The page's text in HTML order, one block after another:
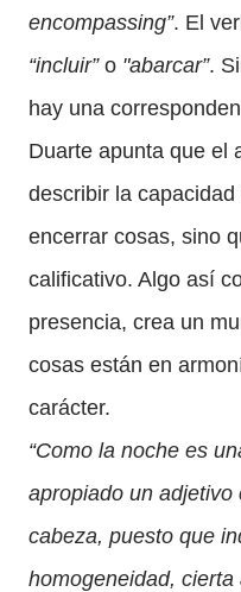
encompassing”. El
“incluir”o "abarcar”.
hay una
Duarte apunta que el
describir la
encerrar cosas, sino
calificativo. Algo así
presencia, crea un
cosas están en
carácter.
“Como la noche es
apropiado un
cabeza, puesto que
homogeneidad,